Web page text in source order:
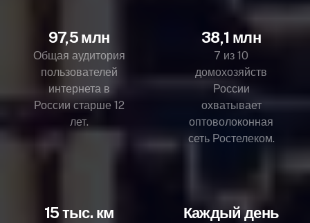
97,5 млн
Общая аудитория
пользователей
интернета в
России старше 12
лет.
38,1 млн
7 из 10
домохозяйств
России
охватывает
оптоволоконная
сеть Ростелеком.
15 тыс. км Каждый день